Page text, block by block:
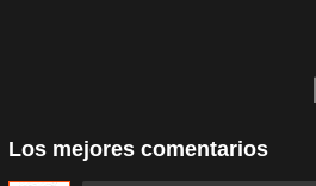
Los mejores comentarios